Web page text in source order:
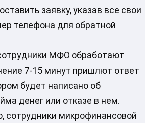
заявку, указав все свои
телефона для обратной
МФО обработают
7-15 минут пришлют ответ
будет написано об
денег или отказе в нем.
сотрудники микрофинансовой